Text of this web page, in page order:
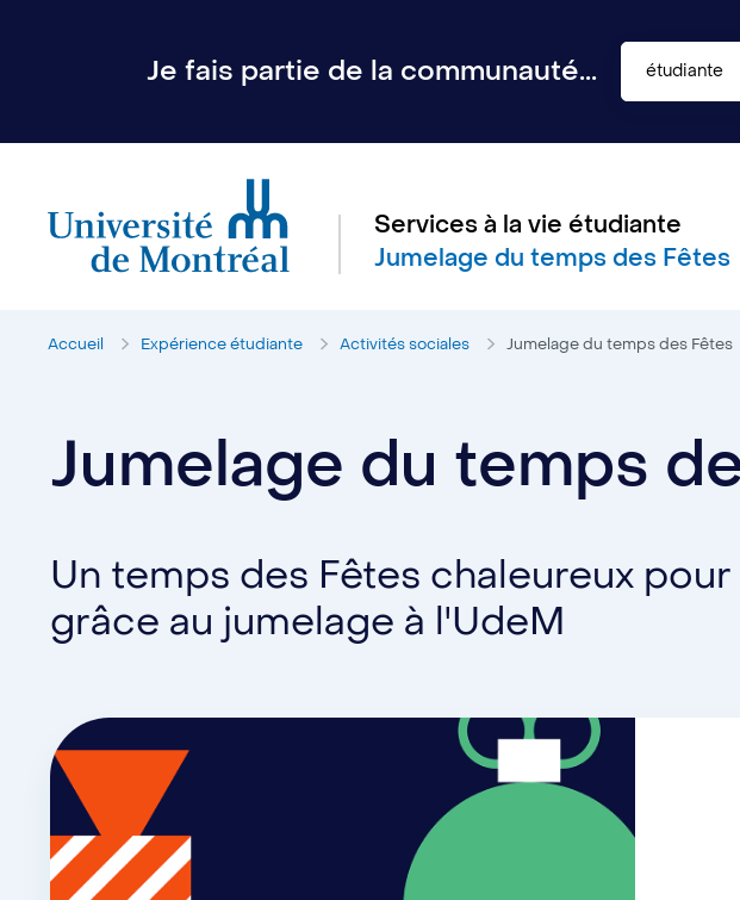
Je fais partie de la communauté... étudiante
Services à la vie étudiante
Jumelage du temps des Fêtes
Accueil Expérience étudiante Activités sociales Jumelage du temps des Fêtes
Jumelage du temps
Un temps des Fêtes chaleureux
grâce au jumelage à l'UdeM